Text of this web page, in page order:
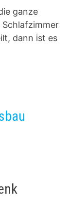
ganze
Schlafzimmer
dann ist es